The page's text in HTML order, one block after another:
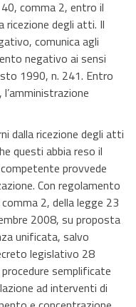
comma 2, entro il
ricezione degli atti. Il
comunica agli
negativo ai sensi
1990, n. 241. Entro
dalla ricezione degli atti
questi abbia reso il
provvede
Con regolamento
2, della legge 23
2008, su proposta
unificata, salvo
legislativo 28
semplificate
ad interventi di